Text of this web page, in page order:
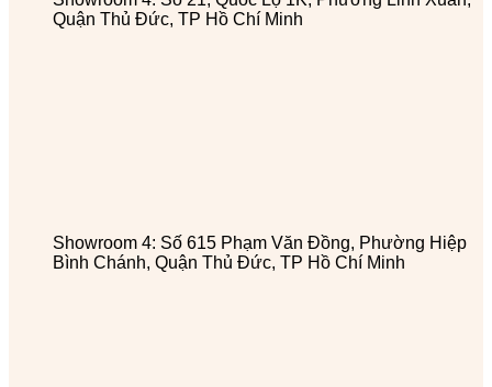
Quận Thủ Đức, TP Hồ Chí Minh
Showroom 4: Số 615 Phạm Văn Đồng, Phường Hiệp
Bình Chánh, Quận Thủ Đức, TP Hồ Chí Minh